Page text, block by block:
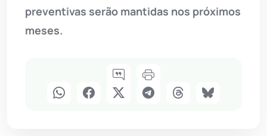
preventivas serão mantidas nos próximos
meses.